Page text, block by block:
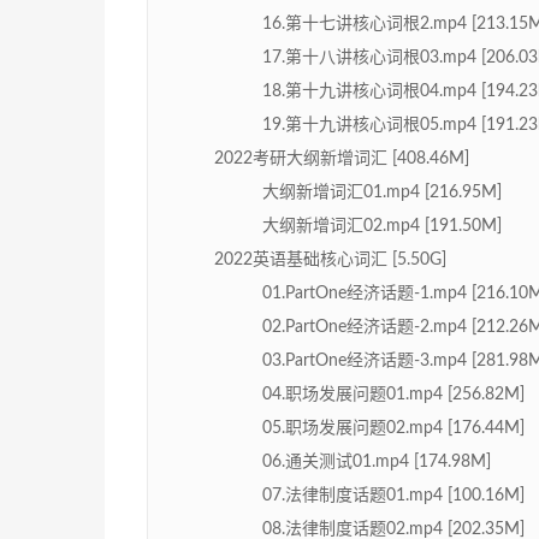
16.第十七讲核心词根2.mp4
17.第十八讲核心词根03.mp4
18.第十九讲核心词根04.mp4
19.第十九讲核心词根05.mp4
2022考研大纲新增词汇 [408.46M]
大纲新增词汇01.mp4 [216.95M]
大纲新增词汇02.mp4 [191.50M]
2022英语基础核心词汇 [5.50G]
01.PartOne经济话题-1.mp4
02.PartOne经济话题-2.mp4
03.PartOne经济话题-3.mp4
04.职场发展问题01.mp4 [256.82M]
05.职场发展问题02.mp4 [176.44M]
06.通关测试01.mp4 [174.98M]
07.法律制度话题01.mp4 [100.16M]
08.法律制度话题02.mp4 [202.35M]